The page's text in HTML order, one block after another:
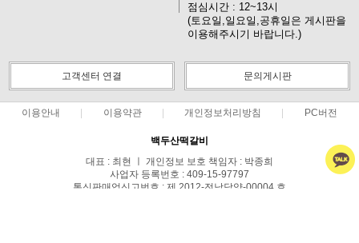
점심시간 : 12~13시
(토요일,일요일,공휴일은 게시판을
이용해주시기 바랍니다.)
고객센터 연결 문의게시판
이용안내 이용약관 개인정보처리방침 PC버전
백두산떡갈비
대표 : 최현 ㅣ 개인정보 보호 책임자 : 박종희
사업자 등록번호 : 409-15-97797
통신판매업신고번호 : 제 2012-전남담양-00004 호